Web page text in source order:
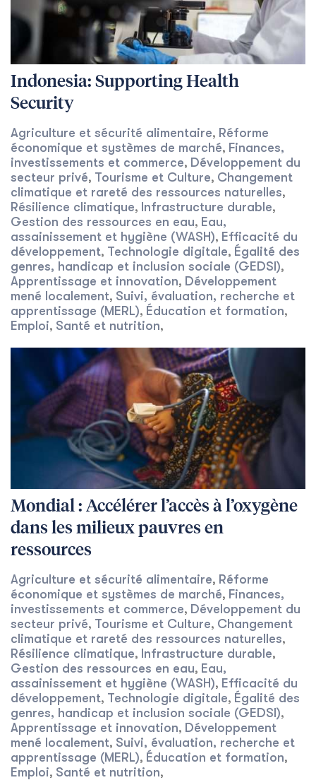
Indonesia: Supporting Health
Security
Agriculture et sécurité alimentaire, Réforme
économique et systèmes de marché, Finances,
investissements et commerce, Développement du
secteur privé, Tourisme et Culture, Changement
climatique et rareté des ressources naturelles,
Résilience climatique, Infrastructure durable,
Gestion des ressources en eau, Eau,
assainissement et hygiène (WASH), Efficacité du
développement, Technologie digitale, Égalité des
genres, handicap et inclusion sociale (GEDSI),
Apprentissage et innovation, Développement
mené localement, Suivi, évaluation, recherche et
apprentissage (MERL), Éducation et formation,
Emploi, Santé et nutrition,
Mondial : Accélérer l’accès à l’oxygène
dans les milieux pauvres en
ressources
Agriculture et sécurité alimentaire, Réforme
économique et systèmes de marché, Finances,
investissements et commerce, Développement du
secteur privé, Tourisme et Culture, Changement
climatique et rareté des ressources naturelles,
Résilience climatique, Infrastructure durable,
Gestion des ressources en eau, Eau,
assainissement et hygiène (WASH), Efficacité du
développement, Technologie digitale, Égalité des
genres, handicap et inclusion sociale (GEDSI),
Apprentissage et innovation, Développement
mené localement, Suivi, évaluation, recherche et
apprentissage (MERL), Éducation et formation,
Emploi, Santé et nutrition,